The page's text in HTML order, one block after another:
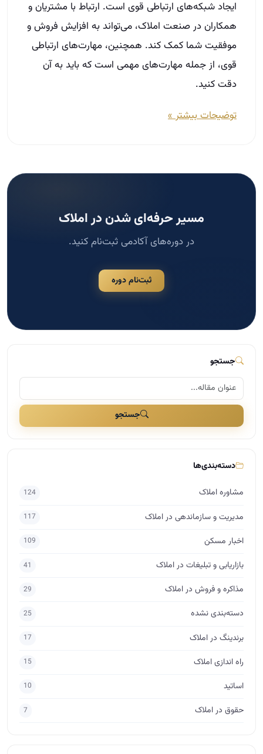
ایجاد شبکه‌های ارتباطی قوی است. ارتباط با مشتریان و
همکاران در صنعت املاک، می‌تواند به افزایش فروش و
موفقیت شما کمک کند. همچنین، مهارت‌های ارتباطی
قوی، از جمله مهارت‌های مهمی است که باید به آن
دقت کنید.
توضیحات بیشتر »
مسیر حرفه‌ای شدن در املاک
در دوره‌های آکادمی ثبت‌نام کنید.
ثبت‌نام دوره
جستجو
جستجو
دسته‌بندی‌ها
مشاوره املاک 124
مدیریت و سازماندهی در املاک 117
اخبار مسکن 109
بازاریابی و تبلیغات در املاک 41
مذاکره و فروش در املاک 29
دسته‌بندی نشده 25
برندینگ در املاک 17
راه اندازی املاک 15
اساتید 10
حقوق در املاک 7